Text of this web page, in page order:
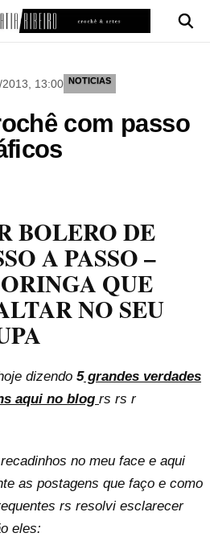
2013, 13:00 NOTICIAS
com passo
BOLERO DE
A PASSO –
QUE
NO SEU
dizendo 5grandes verdades
aqui no blog rs rs r
no meu face e aqui
as postagens que faço e como
rs resolvi esclarecer
eles: